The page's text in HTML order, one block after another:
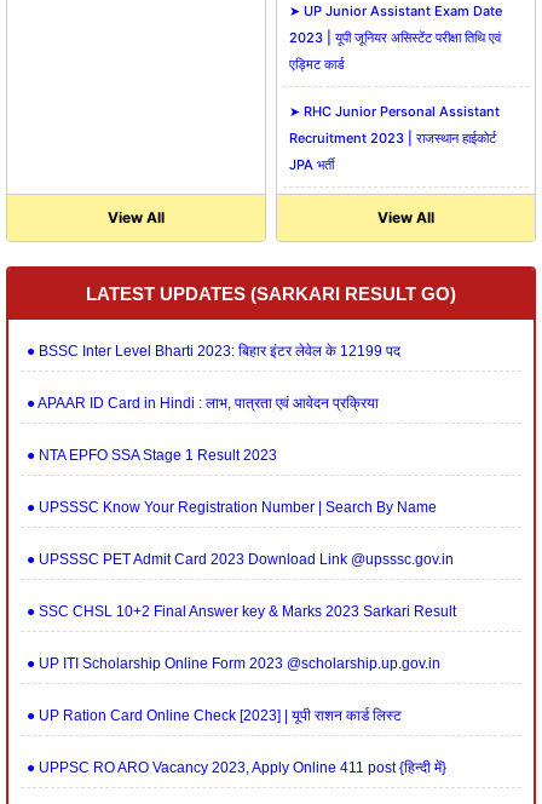
View All
➤ UP Junior Assistant Exam Date
2023 | यूपी जूनियर असिस्टेंट परीक्षा तिथि एवं
एड्मिट कार्ड
➤ RHC Junior Personal Assistant
Recruitment 2023 | राजस्थान हाईकोर्ट
JPA भर्ती
View All
LATEST UPDATES (SARKARI RESULT GO)
● BSSC Inter Level Bharti 2023: बिहार इंटर लेवेल के 12199 पद
● APAAR ID Card in Hindi : लाभ, पात्रता एवं आवेदन प्रक्रिया
● NTA EPFO SSA Stage 1 Result 2023
● UPSSSC Know Your Registration Number | Search By Name
● UPSSSC PET Admit Card 2023 Download Link @upsssc.gov.in
● SSC CHSL 10+2 Final Answer key & Marks 2023 Sarkari Result
● UP ITI Scholarship Online Form 2023 @scholarship.up.gov.in
● UP Ration Card Online Check [2023] | यूपी राशन कार्ड लिस्ट
● UPPSC RO ARO Vacancy 2023, Apply Online 411 post {हिन्दी में}